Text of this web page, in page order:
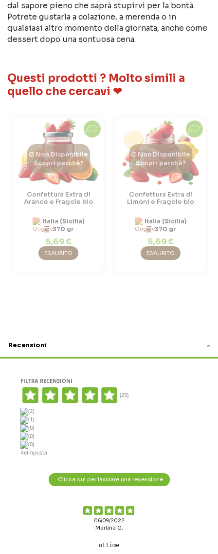
dal sapore pieno che saprà stupirvi per la bontà.
Potrete gustarla a colazione, a merenda o in
qualsiasi altro momento della giornata, anche come
dessert dopo una sontuosa cena.
Questi prodotti ? Molto simili a
quello che cercavi ❤
Non Disponibile
Scopri perchè?
Confettura Extra di
Arance e Fragole bio
Italia (Sicilia)
370 gr
5,69 €
ESAURITO
Non Disponibile
Scopri perchè?
Confettura Extra di
Limoni e Fragole bio
Italia (Sicilia)
370 gr
5,69 €
ESAURITO
Recensioni
FILTRA RECENSIONI
(23)
(2)
(1)
(0)
(0)
(0)
Reimposta
Clicca qui per lasciare una recensione
06/09/2022
Martina G.
ottime